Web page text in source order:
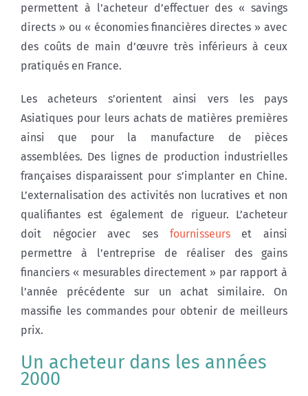
permettent à l’acheteur d’effectuer des « savings
directs » ou « économies financières directes » avec
des coûts de main d’œuvre très inférieurs à ceux
pratiqués en France.
Les acheteurs s’orientent ainsi vers les pays
Asiatiques pour leurs achats de matières premières
ainsi que pour la manufacture de pièces
assemblées. Des lignes de production industrielles
françaises disparaissent pour s’implanter en Chine.
L’externalisation des activités non lucratives et non
qualifiantes est également de rigueur. L’acheteur
doit négocier avec ses fournisseurset ainsi
permettre à l’entreprise de réaliser des gains
financiers « mesurables directement » par rapport à
l’année précédente sur un achat similaire. On
massifie les commandes pour obtenir de meilleurs
prix.
Un acheteur dans les années
2000